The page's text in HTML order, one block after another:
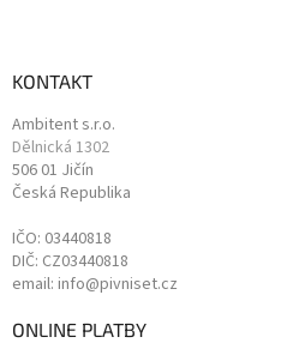
KONTAKT
Ambitent s.r.o.
Dělnická 1302
506 01 Jičín
Česká Republika
IČO: 03440818
DIČ: CZ03440818
email: info@pivniset.cz
ONLINE PLATBY